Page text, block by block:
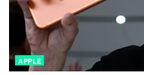
APPLE